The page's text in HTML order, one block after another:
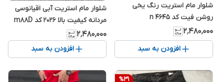
شلوار مام استریت رنگ یخی
روشن فیت کد n 4645
۲٬۴۸۰٬۰۰۰
افزودن به سبد
شلوار مام استریت آبی اقیانوسی
مردانه کیفیت بالا 2026 کد m88D
۲٬۴۸۰٬۰۰۰
افزودن به سبد
%31